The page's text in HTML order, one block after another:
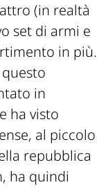
(in realtà
set di armi e
in più.
in
ha visto
al piccolo
repubblica
ha quindi